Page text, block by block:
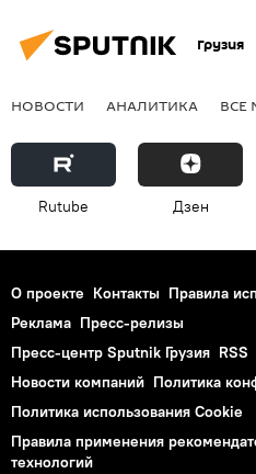
Грузия
НОВОСТИ АНАЛИТИКА ВСЕ
Rutube Дзен
О проекте Контакты Правила
Реклама Пресс-релизы
Пресс-центр Sputnik Грузия RSS
Новости компаний Политика
Политика использования Cookie
Правила применения
технологий